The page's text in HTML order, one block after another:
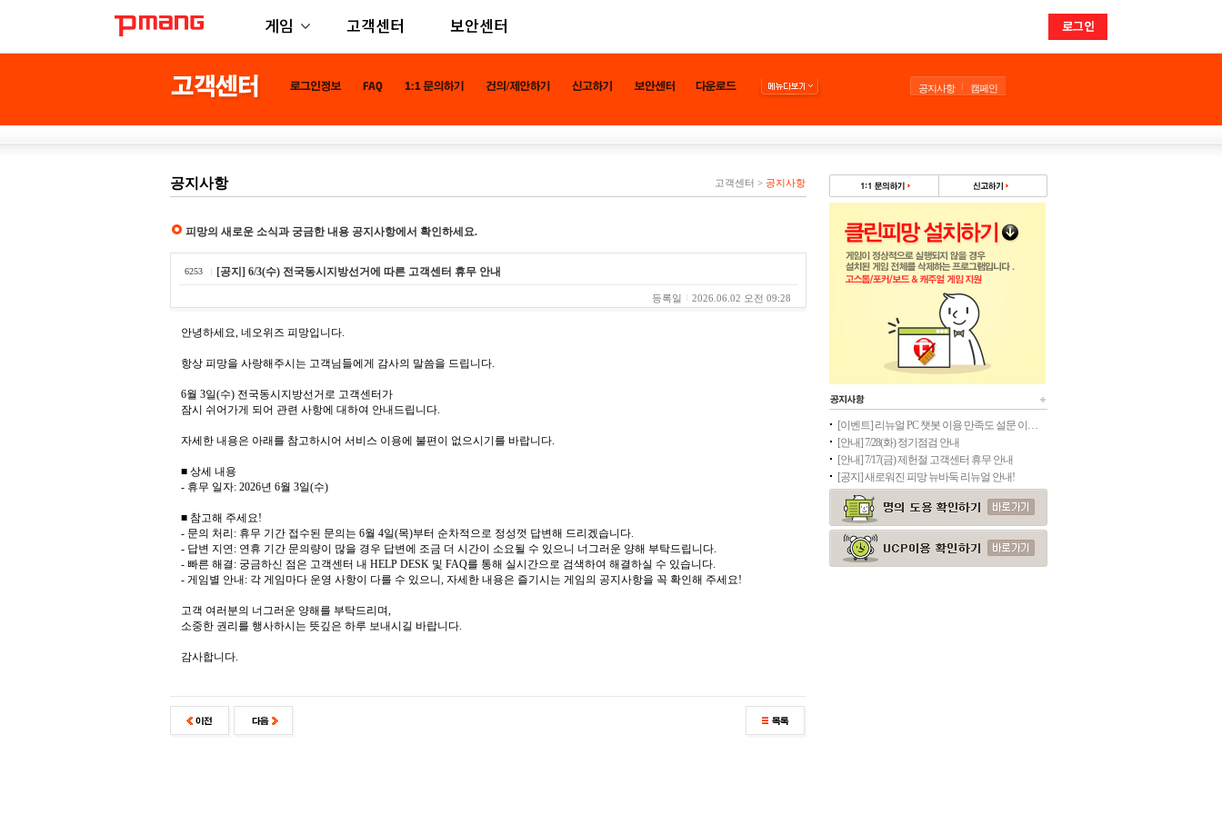
게임 고객센터 보안센터 로그인
공지사항 캠페인
공지사항 고객센터 > 공지사항
피망의 새로운 소식과 궁금한 내용 공지사항에서 확인하세요.
6253 [공지] 6/3(수) 전국동시지방선거에 따른 고객센터 휴무 안내
등록일 2026.06.02 오전 09:28
안녕하세요, 네오위즈 피망입니다.
항상 피망을 사랑해주시는 고객님들에게 감사의 말씀을 드립니다.
6월 3일(수) 전국동시지방선거로 고객센터가
잠시 쉬어가게 되어 관련 사항에 대하여 안내드립니다.
자세한 내용은 아래를 참고하시어 서비스 이용에 불편이 없으시기를 바랍니다.
■ 상세 내용
- 휴무 일자: 2026년 6월 3일(수)
■ 참고해 주세요!
- 문의 처리: 휴무 기간 접수된 문의는 6월 4일(목)부터 순차적으로 정성껏 답변해 드리겠습니다.
- 답변 지연: 연휴 기간 문의량이 많을 경우 답변에 조금 더 시간이 소요될 수 있으니 너그러운 양해 부탁드립니다.
- 빠른 해결: 궁금하신 점은 고객센터 내 HELP DESK 및 FAQ를 통해 실시간으로 검색하여 해결하실 수 있습니다.
- 게임별 안내: 각 게임마다 운영 사항이 다를 수 있으니, 자세한 내용은 즐기시는 게임의 공지사항을 꼭 확인해 주세요!
고객 여러분의 너그러운 양해를 부탁드리며,
소중한 권리를 행사하시는 뜻깊은 하루 보내시길 바랍니다.
감사합니다.
[이벤트] 리뉴얼 PC 챗봇 이용 만족도 설문 이벤트
[안내] 7/28(화) 정기점검 안내
[안내] 7/17(금) 제헌절 고객센터 휴무 안내
[공지] 새로워진 피망 뉴바둑 리뉴얼 안내!